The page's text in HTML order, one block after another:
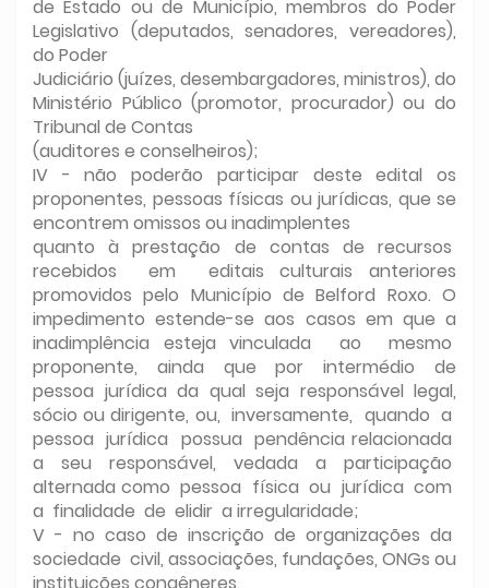
de Estado ou de Município, membros do Poder
Legislativo (deputados, senadores, vereadores),
do Poder
Judiciário (juízes, desembargadores, ministros), do
Ministério Público (promotor, procurador) ou do
Tribunal de Contas
(auditores e conselheiros);
IV - não poderão participar deste edital os
proponentes, pessoas físicas ou jurídicas, que se
encontrem omissos ou inadimplentes
quanto à prestação de contas de recursos
recebidos em editais culturais anteriores
promovidos pelo Município de Belford Roxo. O
impedimento estende-se aos casos em que a
inadimplência esteja vinculada ao mesmo
proponente, ainda que por intermédio de
pessoa jurídica da qual seja responsável legal,
sócio ou dirigente, ou, inversamente, quando a
pessoa jurídica possua pendência relacionada
a seu responsável, vedada a participação
alternada como pessoa física ou jurídica com
a finalidade de elidir a irregularidade;
V - no caso de inscrição de organizações da
sociedade civil, associações, fundações, ONGs ou